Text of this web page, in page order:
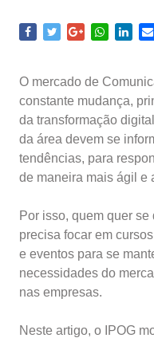
O mercado de
constante mudança,
da transformação
da área devem se
tendências, para
de maneira mais ágil e
Por isso, quem quer
precisa focar em
e eventos para se
necessidades do
nas empresas.
Neste artigo, o IPOG